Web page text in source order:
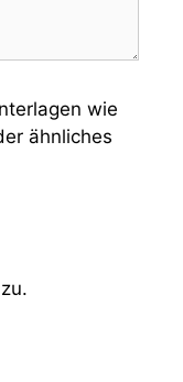
wie
ähnliches
zu.